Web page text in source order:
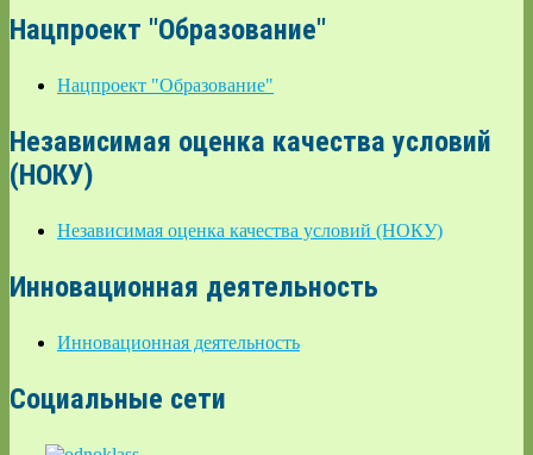
Нацпроект "Образование"
Нацпроект "Образование"
Независимая оценка качества условий
(НОКУ)
Независимая оценка качества условий (НОКУ)
Инновационная деятельность
Инновационная деятельность
Социальные сети